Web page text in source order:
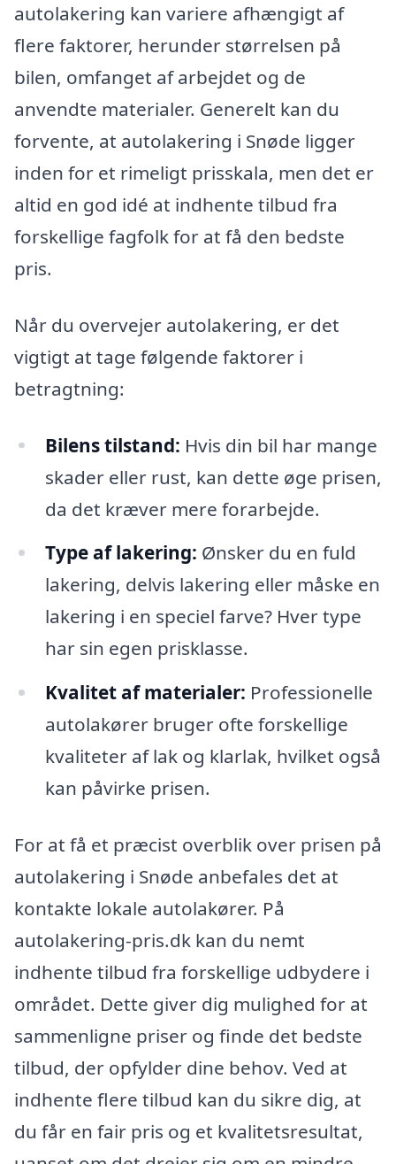
autolakering kan variere afhængigt af
flere faktorer, herunder størrelsen på
bilen, omfanget af arbejdet og de
anvendte materialer. Generelt kan du
forvente, at autolakering i Snøde ligger
inden for et rimeligt prisskala, men det er
altid en god idé at indhente tilbud fra
forskellige fagfolk for at få den bedste
pris.
Når du overvejer autolakering, er det
vigtigt at tage følgende faktorer i
betragtning:
Bilens tilstand: Hvis din bil har mange
skader eller rust, kan dette øge prisen,
da det kræver mere forarbejde.
Type af lakering: Ønsker du en fuld
lakering, delvis lakering eller måske en
lakering i en speciel farve? Hver type
har sin egen prisklasse.
Kvalitet af materialer: Professionelle
autolakører bruger ofte forskellige
kvaliteter af lak og klarlak, hvilket også
kan påvirke prisen.
For at få et præcist overblik over prisen på
autolakering i Snøde anbefales det at
kontakte lokale autolakører. På
autolakering-pris.dk kan du nemt
indhente tilbud fra forskellige udbydere i
området. Dette giver dig mulighed for at
sammenligne priser og finde det bedste
tilbud, der opfylder dine behov. Ved at
indhente flere tilbud kan du sikre dig, at
du får en fair pris og et kvalitetsresultat,